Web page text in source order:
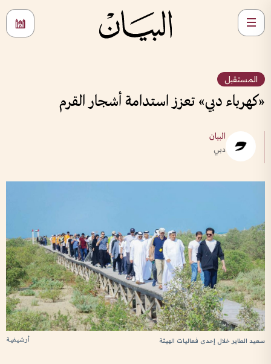
المستقبل
«كهرباء دبي» تعزز استدامة أشجار القرم
البيان
دبي
أرشيفية سعيد الطاير خلال إحدى فعاليات الهيئة